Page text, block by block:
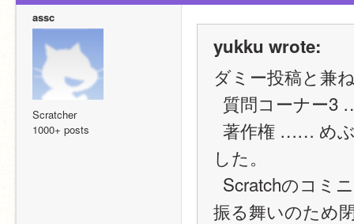
assc
Scratcher
1000+ posts
yukku wrote:
ダミー投稿と兼
質問コーナー
した。
振る舞いのため